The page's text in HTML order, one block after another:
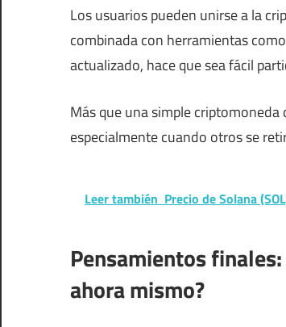
Los usuarios pueden unirse a la
combinada con herramientas
actualizado, hace que sea fácil
Más que una simple
especialmente cuando otros se
Leer también Precio de Solana
Pensamientos
ahora mismo?